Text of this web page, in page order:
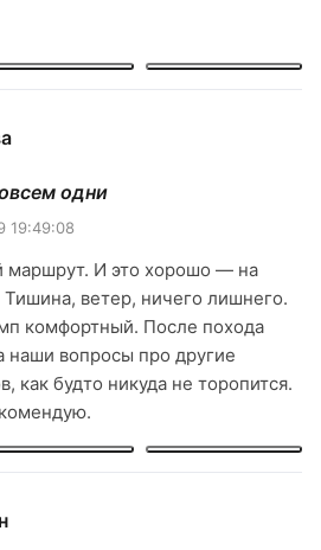
внимательный, заботливый,
про маршрут, про
себя в полной
Владимиру за организацию —
Однозначно рекомендую
ещё!
одни
19:49:08
маршрут. И это хорошо — на
ветер, ничего лишнего.
комфортный. После похода
наши вопросы про другие
как будто никуда не торопится.